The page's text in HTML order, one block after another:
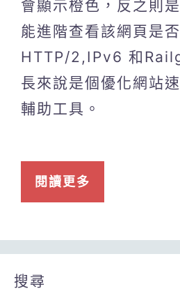
會顯示橙色，反之則
能進階查看該網頁是
HTTP/2,IPv6 和
長來說是個優化網站
輔助工具。
閱讀更多
搜尋